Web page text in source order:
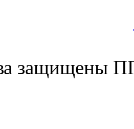
защищены